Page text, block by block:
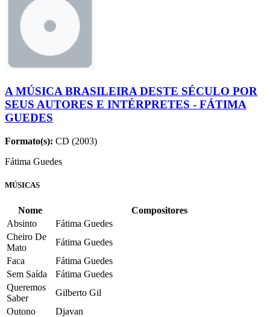
A MÚSICA BRASILEIRA DESTE SÉCULO POR
SEUS AUTORES E INTÉRPRETES - FÁTIMA
GUEDES
Formato(s): CD (2003)
Fátima Guedes
MÚSICAS
Nome
Compositores
Absinto
Fátima Guedes
Cheiro De
Mato
Fátima Guedes
Faca
Fátima Guedes
Sem Saída
Fátima Guedes
Queremos
Saber
Gilberto Gil
Outono
Djavan